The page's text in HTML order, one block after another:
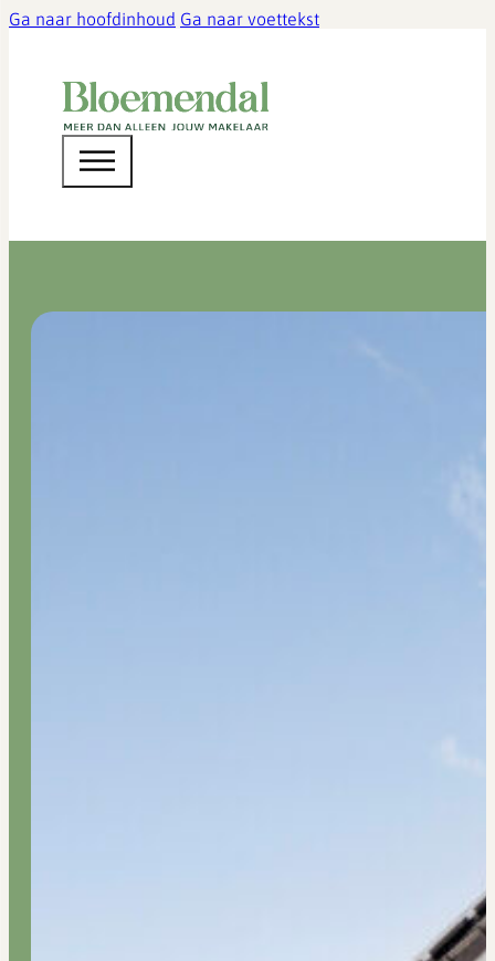
Ga naar hoofdinhoud Ga naar voettekst